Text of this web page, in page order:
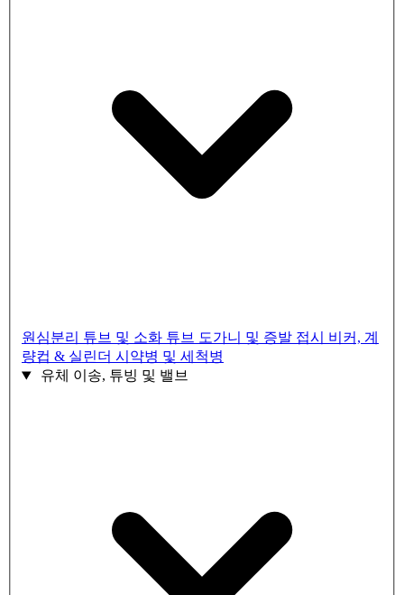
원심분리 튜브 및 소화 튜브 도가니 및 증발 접시 비커, 계
량컵 & 실린더 시약병 및 세척병
유체 이송, 튜빙 및 밸브